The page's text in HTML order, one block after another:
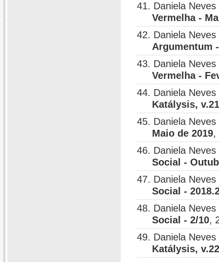
41. Daniela
Vermelha -
42. Daniela
Argumentum
43. Daniela
Vermelha -
44. Daniela
Katálysis,
45. Daniela
Maio de 2019,
46. Daniela
Social -
47. Daniela
Social -
48. Daniela
Social - 2/10,
49. Daniela
Katálysis,